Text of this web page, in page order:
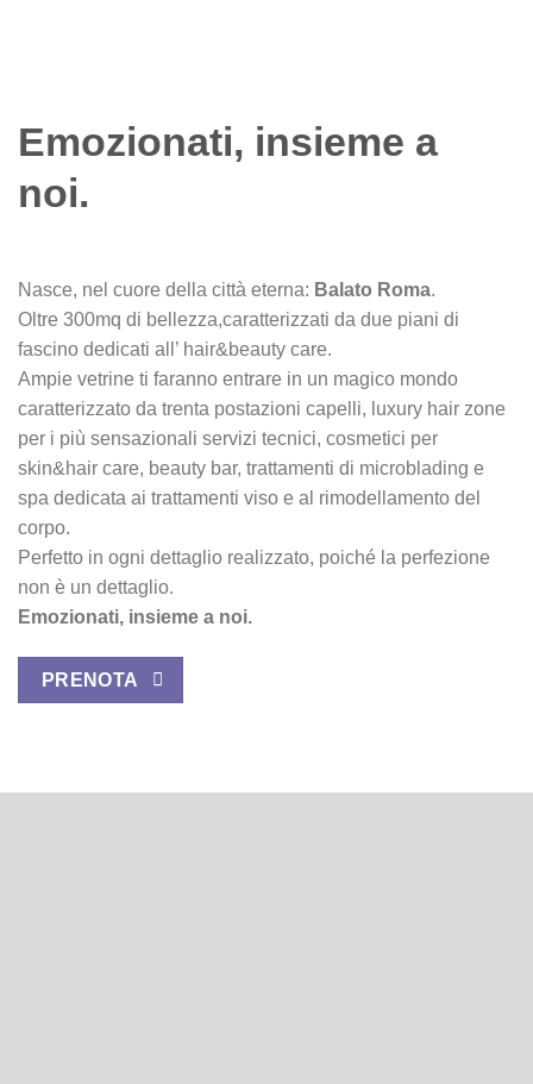
Emozionati, insieme a
noi.
Nasce, nel cuore della città eterna: Balato Roma.
Oltre 300mq di bellezza,caratterizzati da due piani di
fascino dedicati all’ hair&beauty care.
Ampie vetrine ti faranno entrare in un magico mondo
caratterizzato da trenta postazioni capelli, luxury hair zone
per i più sensazionali servizi tecnici, cosmetici per
skin&hair care, beauty bar, trattamenti di microblading e
spa dedicata ai trattamenti viso e al rimodellamento del
corpo.
Perfetto in ogni dettaglio realizzato, poiché la perfezione
non è un dettaglio.
Emozionati, insieme a noi.
PRENOTA